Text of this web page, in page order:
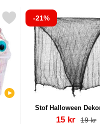
Slik som favorit
-21%
Stof Halloween
Varenr 18992
pris
15 kr pris
19 kr
Markér stof